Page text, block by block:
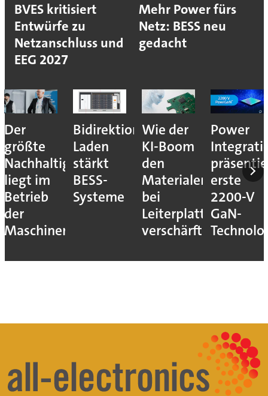
BVES kritisiert
Entwürfe zu
Netzanschluss und
EEG 2027
Mehr Power fürs
Netz: BESS neu
gedacht
Der
größte
Nachhaltigkeitshebel
liegt im
Betrieb
der
Maschinen
Bidirektionales
Laden
stärkt
BESS-
Systeme
Wie der
KI-Boom
den
Materialengpass
bei
Leiterplatten
verschärft
Power
erste
2200-V
GaN-